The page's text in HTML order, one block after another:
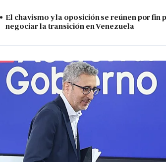
El chavismo y la oposición se reúnen por fin
negociar la transición en Venezuela